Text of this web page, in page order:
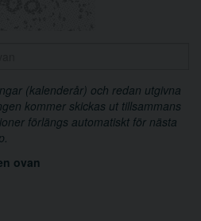
(kalenderår) och redan utgivna
kommer skickas ut tillsammans
förlängs automatiskt för nästa
ovan